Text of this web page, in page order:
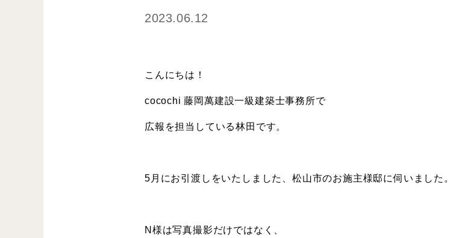
2023.06.12
こんにちは！
cocochi 藤岡萬建設一級建築士事務所で
広報を担当している林田です。
5月にお引渡しをいたしました、松山市のお施主様邸に伺いました。
N様は写真撮影だけではなく、